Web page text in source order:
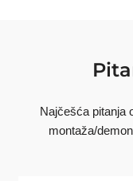
Najčešća pitanja
montaža/